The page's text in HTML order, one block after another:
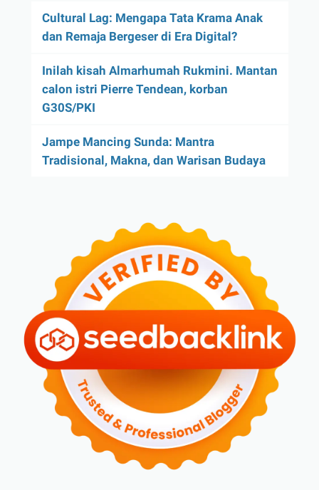
Cultural Lag: Mengapa Tata Krama Anak
dan Remaja Bergeser di Era Digital?
Inilah kisah Almarhumah Rukmini. Mantan
calon istri Pierre Tendean, korban
G30S/PKI
Jampe Mancing Sunda: Mantra
Tradisional, Makna, dan Warisan Budaya